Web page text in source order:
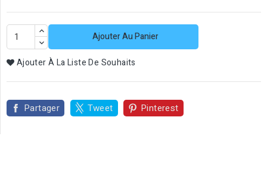
Ajouter Au Panier
Ajouter À La Liste De Souhaits
Partager Tweet Pinterest